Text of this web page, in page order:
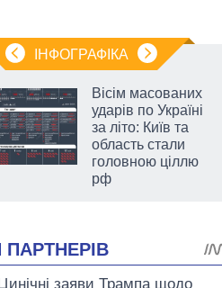
ІНФОГРАФІКА
Вісім масованих
ударів по Україні
за літо: Київ та
область стали
головною ціллю
рф